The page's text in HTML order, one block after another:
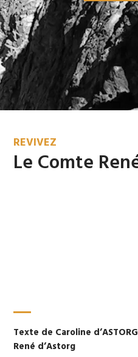
REVIVEZ
Le Comte
Texte de Caroline
René d’Astorg